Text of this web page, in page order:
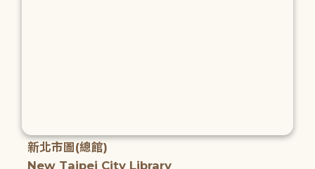
新北市圖(總館)
New Taipei City Library